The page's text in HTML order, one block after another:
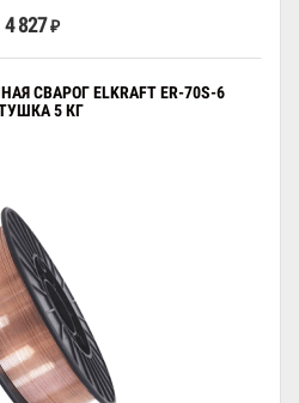
4 827 ₽
СВАРОГ ELKRAFT ER-70S-6
5 КГ